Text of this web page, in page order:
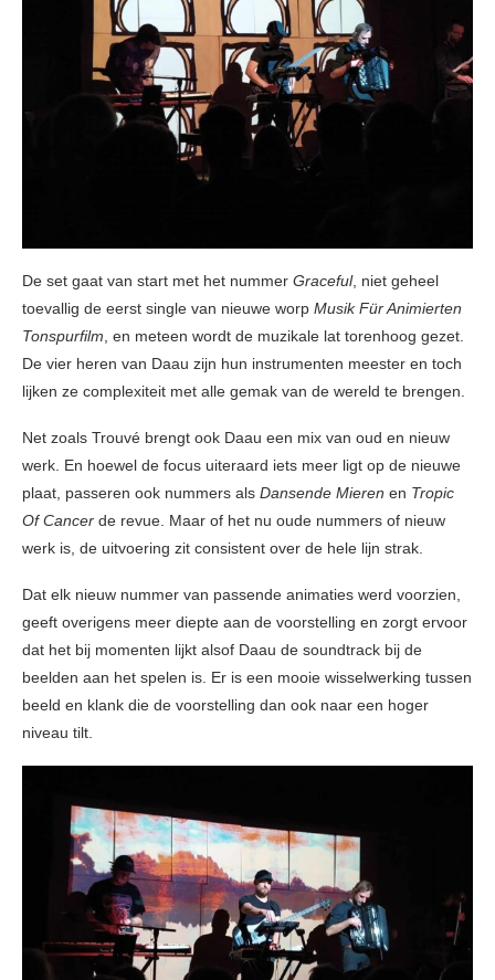
De set gaat van start met het nummer Graceful, niet geheel
toevallig de eerst single van nieuwe worp Musik Für Animierten
Tonspurfilm, en meteen wordt de muzikale lat torenhoog gezet.
De vier heren van Daau zijn hun instrumenten meester en toch
lijken ze complexiteit met alle gemak van de wereld te brengen.
Net zoals Trouvé brengt ook Daau een mix van oud en nieuw
werk. En hoewel de focus uiteraard iets meer ligt op de nieuwe
plaat, passeren ook nummers als Dansende Mieren en Tropic
Of Cancer de revue. Maar of het nu oude nummers of nieuw
werk is, de uitvoering zit consistent over de hele lijn strak.
Dat elk nieuw nummer van passende animaties werd voorzien,
geeft overigens meer diepte aan de voorstelling en zorgt ervoor
dat het bij momenten lijkt alsof Daau de soundtrack bij de
beelden aan het spelen is. Er is een mooie wisselwerking tussen
beeld en klank die de voorstelling dan ook naar een hoger
niveau tilt.